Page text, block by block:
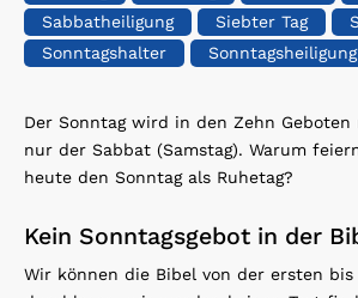
Sabbatheiligung
Siebter Tag
Sonntagshalter
Sonntagsheiligung
Der Sonntag wird in den Zehn
nur der Sabbat (Samstag). Warum
heute den Sonntag als Ruhetag?
Kein Sonntagsgebot in der
Wir können die Bibel von der ersten